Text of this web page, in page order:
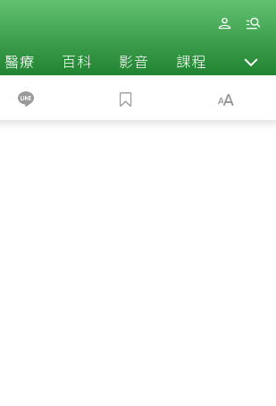
醫療 百科 影音 課程 退休